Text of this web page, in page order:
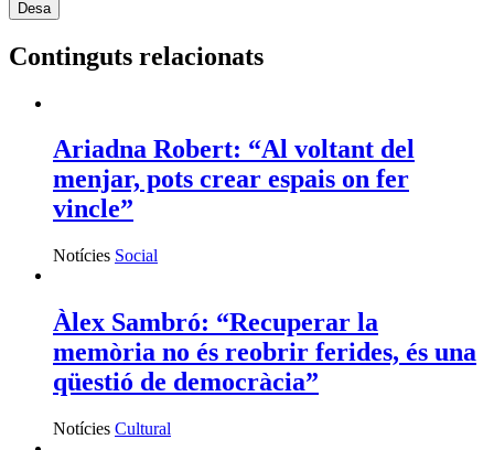
Continguts relacionats
Ariadna Robert: “Al voltant del
menjar, pots crear espais on fer
vincle”
Notícies Social
Àlex Sambró: “Recuperar la
memòria no és reobrir ferides, és una
qüestió de democràcia”
Notícies Cultural